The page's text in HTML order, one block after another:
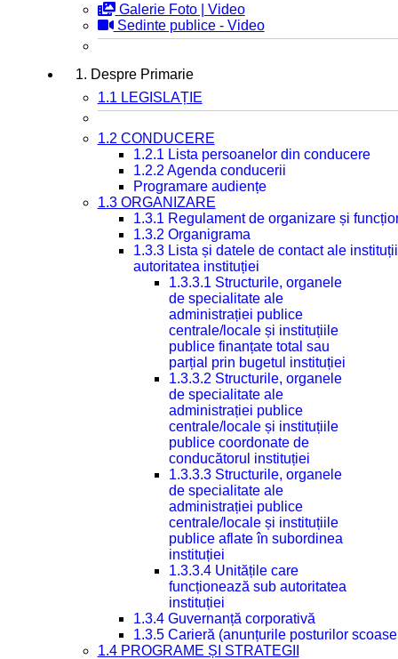
Galerie Foto | Video
Sedinte publice - Video
1. Despre Primarie
1.1 LEGISLAȚIE
1.2 CONDUCERE
1.2.1 Lista persoanelor din conducere
1.2.2 Agenda conducerii
Programare audiențe
1.3 ORGANIZARE
1.3.1 Regulament de organizare și
1.3.2 Organigrama
1.3.3 Lista și datele de contact ale
autoritatea instituției
1.3.3.1 Structurile, organele
de specialitate ale
administrației publice
centrale/locale și instituțiile
publice finanțate total sau
parțial prin bugetul instituției
1.3.3.2 Structurile, organele
de specialitate ale
administrației publice
centrale/locale și instituțiile
publice coordonate de
conducătorul instituției
1.3.3.3 Structurile, organele
de specialitate ale
administrației publice
centrale/locale și instituțiile
publice aflate în subordinea
instituției
1.3.3.4 Unitățile care
funcționează sub autoritatea
instituției
1.3.4 Guvernanță corporativă
1.3.5 Carieră (anunțurile posturilor
1.4 PROGRAME ȘI STRATEGII